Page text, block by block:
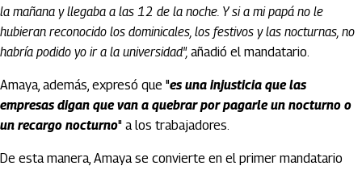
la mañana y llegaba a las 12 de la noche. Y si a mi papá no le
hubieran reconocido los dominicales, los festivos y las nocturnas, no
habría podido yo ir a la universidad", añadió el mandatario.
Amaya, además, expresó que "es una injusticia que las
empresas digan que van a quebrar por pagarle un nocturno o
un recargo nocturno" a los trabajadores.
De esta manera, Amaya se convierte en el primer mandatario